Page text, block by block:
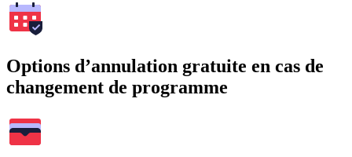
Options d’annulation gratuite en cas de
changement de programme